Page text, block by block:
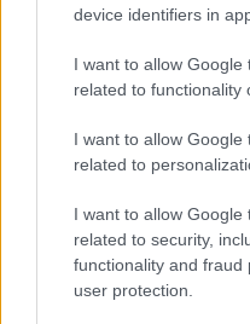
device identifiers in
I want to allow Google
related to functionality
I want to allow Google
related to
I want to allow Google
related to security,
functionality and
user protection.
Hír|
mesél
gsplus.hu
Hír